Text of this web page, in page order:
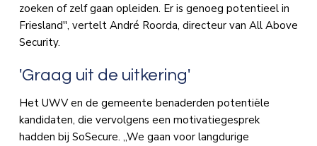
zoeken of zelf gaan opleiden. Er is genoeg potentieel in
Friesland'', vertelt André Roorda, directeur van All Above
Security.
'Graag uit de uitkering'
Het UWV en de gemeente benaderden potentiële
kandidaten, die vervolgens een motivatiegesprek
hadden bij SoSecure. ,,We gaan voor langdurige